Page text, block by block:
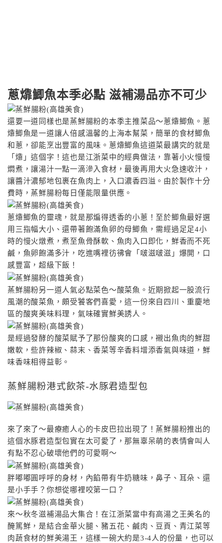
蔥㸆鯽魚本季必點 滋補湯品亦不可少
還要一道同樣也是蒸鮮腸粉的本季主推菜品〜蔥㸆鯽魚。蔥
㸆鯽魚是一道讓人倍感溫馨的上海本幫菜，簡單的食材鯽魚
和蔥，卻能烹出豐富的風味。蔥㸆鯽魚這道菜最講究的就是
「㸆」這個字！這也是江浙菜中的經典做法，靠著小火慢慢
燜煮，讓湯汁一點一滴滲入食材，最後再用大火急速收汁，
讓醬汁濃郁地包裹在魚肉上，入口濃香四溢。由於製作十分
費時，蒸鮮腸粉每日僅能限量供應。
蔥㸆鯽魚的靈魂，就是那煸得透香的小蔥！至於鯽魚最好選
用三指幅大小、還帶著飽滿魚卵的母鯽魚，需經過足足4小
時的慢火燉煮，煮至魚骨酥軟、魚肉入口即化，鮮香而不死
鹹，魚卵飽滿多汁，吃進嘴裡彷彿會「啵滋啵滋」爆開，口
感豐富，超級下飯！
蒸鮮腸粉另一道人氣必點菜色〜酸菜魚。近期掀起一股流行
風潮的酸菜魚，頗受饕客們喜愛，這一份來自四川、重慶地
區的酸爽美味料理，氣味確實鮮美誘人。
是經過發酵的酸菜賦予了那份酸爽的口感，襯出魚肉的鮮甜
嫩軟，些許辣椒、蒜末、香菜等辛香料增添香氣與味道，鮮
味香味相得益彰。
蒸鮮腸粉港式飲茶-水豚君造型包
來了來了〜最療癒人心的卡皮巴拉出現了！蒸鮮腸粉推出的
這個水豚君造型包實在太可愛了，那無辜呆萌的表情會叫人
有點不忍心破壞他們的可愛啊〜
胖嘟嘟圓呼呼的身材，內餡帶有牛奶糖味，鼻子、耳朵、還
是小手手？你想從哪裡咬第一口？
來〜秋冬滋補湯品大集合！在江浙菜當中有高湯之王美名的
醃篤鮮，是結合金華火腿、豬五花、鹹肉、豆頁、青江菜等
肉蔬食材的鮮美湯王，這樣一碗大約是3-4人的份量，也可以